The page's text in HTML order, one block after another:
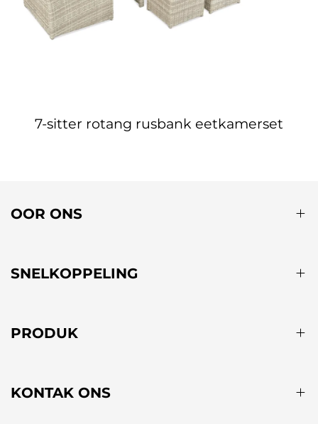
7-sitter rotang rusbank eetkamerset
OOR ONS
SNELKOPPELING
PRODUK
KONTAK ONS